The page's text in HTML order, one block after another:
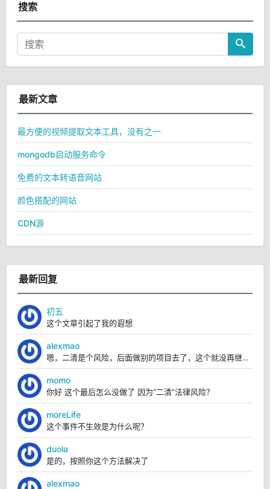
搜索
最新文章
最方便的视频提取文本工具，没有之一
mongodb启动服务命令
免费的文本转语音网站
颜色搭配的网站
CDN源
最新回复
初五
这个文章引起了我的遐想
alexmao
嗯，二清是个风险，后面做别的项目去了，这个就没再继续弄。
momo
你好 这个最后怎么没做了 因为“二清”法律风险？
moreLife
这个事件不生效是为什么呢？
duola
是的，按照你这个方法解决了
alexmao